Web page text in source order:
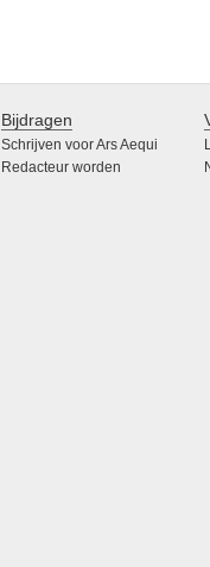
Bijdragen
Schrijven voor Ars Aequi
Redacteur worden